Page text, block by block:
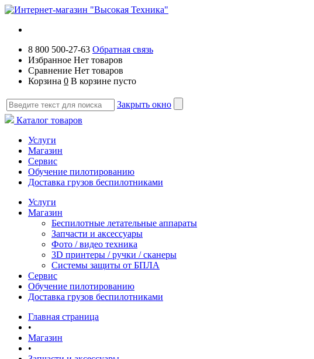
8 800 500-27-63 Обратная связь
Избранное Нет товаров
Сравнение Нет товаров
Корзина 0 В корзине пусто
Закрыть окно
Каталог товаров
Услуги
Магазин
Сервис
Обучение пилотированию
Доставка грузов беспилотниками
Услуги
Магазин
Беспилотные летательные аппараты
Запчасти и аксессуары
Фото / видео техника
3D принтеры / ручки / сканеры
Системы защиты от БПЛА
Сервис
Обучение пилотированию
Доставка грузов беспилотниками
Главная страница
•
Магазин
•